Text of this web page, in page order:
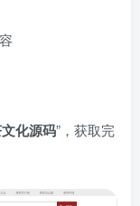
化源码​”，获取完